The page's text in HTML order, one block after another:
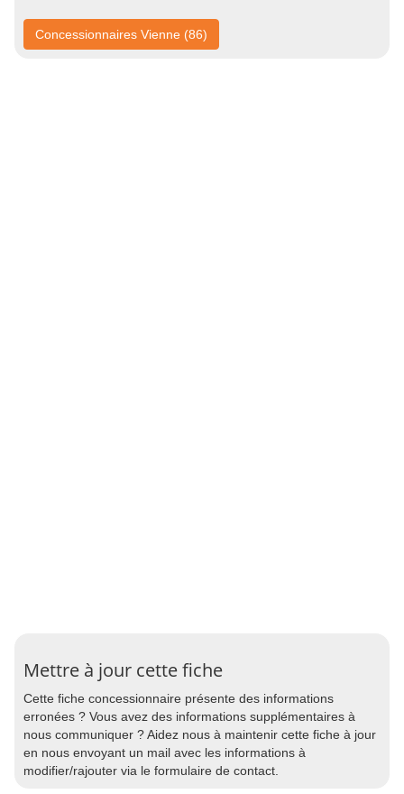
Concessionnaires Vienne (86)
Mettre à jour cette fiche
Cette fiche concessionnaire présente des informations
erronées ? Vous avez des informations supplémentaires à
nous communiquer ? Aidez nous à maintenir cette fiche à jour
en nous envoyant un mail avec les informations à
modifier/rajouter via le formulaire de contact.